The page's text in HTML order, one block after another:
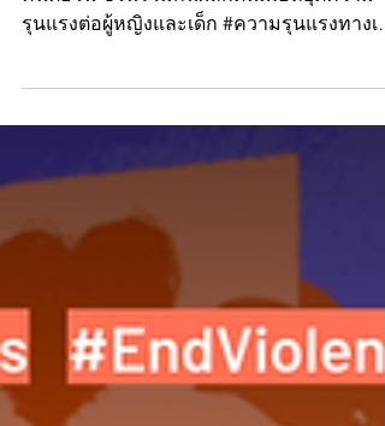
❗️🟠 ผู้หญิงไทยถูกล่วงละเมิดทางเพศมากกว่า 7
คนต่อวัน ชวนร่วมกันผลักดันเพื่อหยุดความ